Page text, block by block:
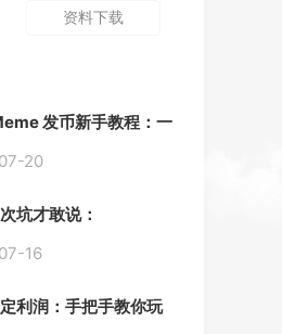
资料下载
发币新手教程：一
20
坑才敢说：
易翻车的不是手续
16
利润：手把手教你玩